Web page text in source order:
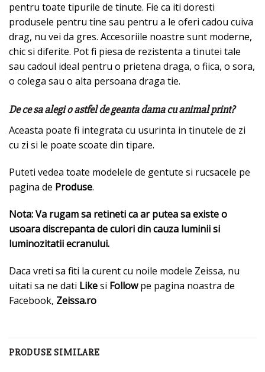
pentru toate tipurile de tinute. Fie ca iti doresti
produsele pentru tine sau pentru a le oferi cadou cuiva
drag, nu vei da gres. Accesoriile noastre sunt moderne,
chic si diferite. Pot fi piesa de rezistenta a tinutei tale
sau cadoul ideal pentru o prietena draga, o fiica, o sora,
o colega sau o alta persoana draga tie.
De ce sa alegi o astfel de geanta dama cu animal print?
Aceasta poate fi integrata cu usurinta in tinutele de zi
cu zi si le poate scoate din tipare.
Puteti vedea toate modelele de gentute si rucsacele pe
pagina de Produse.
Nota: Va rugam sa retineti ca ar putea sa existe o
usoara discrepanta de culori din cauza luminii si
luminozitatii ecranului.
Daca vreti sa fiti la curent cu noile modele Zeissa, nu
uitati sa ne dati Likesi Followpe pagina noastra de
Facebook, Zeissa.ro
PRODUSE SIMILARE